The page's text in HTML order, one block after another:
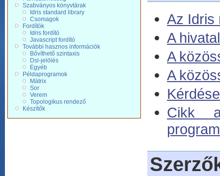
Szabványos könyvtárak
Idris standard library
Csomagok
Fordítók
Idris fordító
Javascript fordító
További hasznos információk
Bővíthető szintaxis
Dsl-jelölés
Egyéb
Példaprogramok
Mátrix
Sor
Verem
Topologikus rendező
Készítők
Az Idris
A
A
A
Cikk